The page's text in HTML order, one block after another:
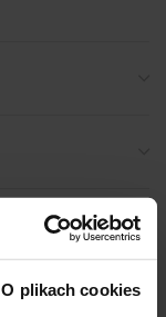
O plikach cookies